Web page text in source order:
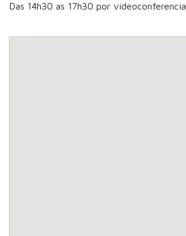
Das 14h30 as 17h30 por videoconferencia